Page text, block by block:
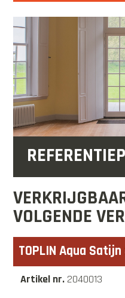
VOLGENDE
TOPLIN Aqua
2040013